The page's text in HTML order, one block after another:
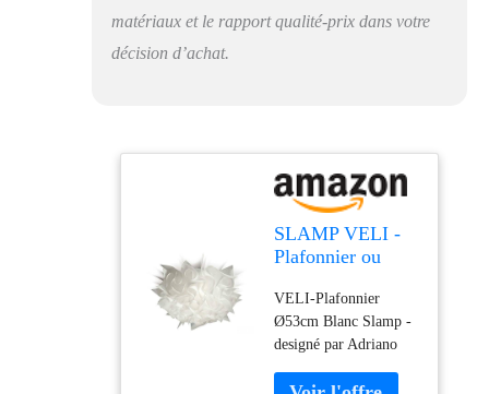
matériaux et le rapport qualité-prix dans votre
décision d’achat.
SLAMP VELI -
Plafonnier ou
Ø53cm |
Applique Slamp
designé par
Adriano Rachele
VELI-Plafonnier
Ø53cm Blanc Slamp -
designé par Adriano
profondeur 20cm